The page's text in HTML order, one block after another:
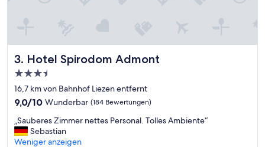
3. Hotel Spirodom Admont
Hotel Spirodom Admont
3.5-
Sterne-
Unterkunft
16,7 km von Bahnhof Liezen entfernt
9.0
10,
Wunderbar,
(184
9,0/10 Wunderbar (184 Bewertungen)
S
a
„Sauberes Zimmer nettes Personal. Tolles Ambiente“
Sebastian
Weniger anzeigen